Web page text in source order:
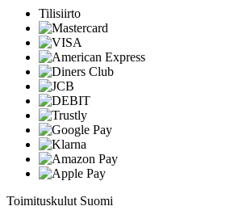
Tilisiirto
Toimituskulut Suomi